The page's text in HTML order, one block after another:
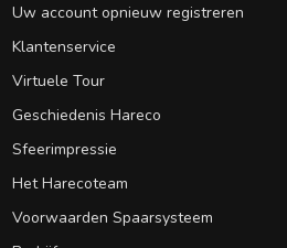
Uw account opnieuw registreren
Klantenservice
Virtuele Tour
Geschiedenis Hareco
Sfeerimpressie
Het Harecoteam
Voorwaarden Spaarsysteem